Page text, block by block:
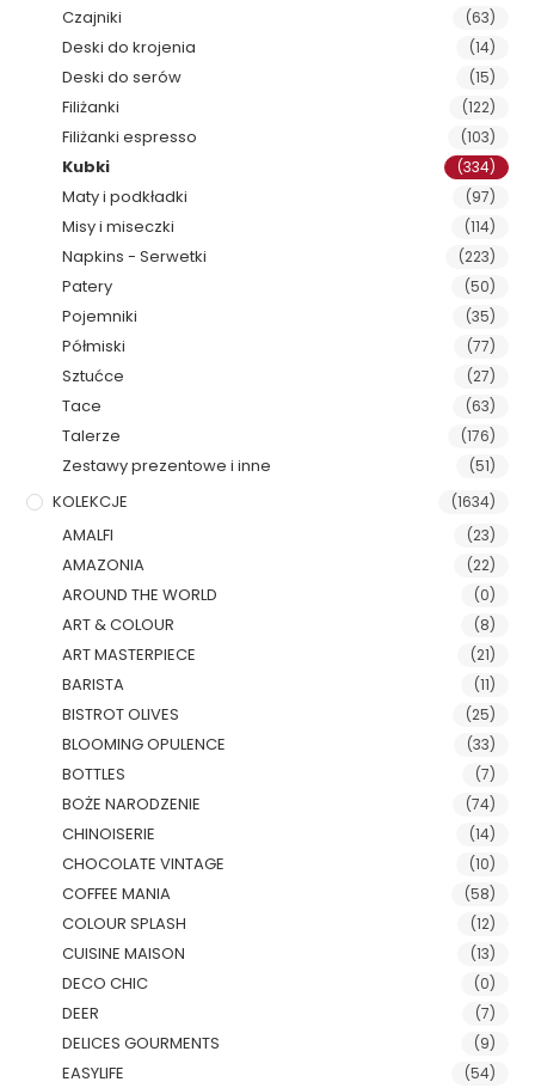
Czajniki (63)
Deski do krojenia (14)
Deski do serów (15)
Filiżanki (122)
Filiżanki espresso (103)
Kubki (334)
Maty i podkładki (97)
Misy i miseczki (114)
Napkins - Serwetki (223)
Patery (50)
Pojemniki (35)
Półmiski (77)
Sztućce (27)
Tace (63)
Talerze (176)
Zestawy prezentowe i inne (51)
KOLEKCJE (1634)
AMALFI (23)
AMAZONIA (22)
AROUND THE WORLD (0)
ART & COLOUR (8)
ART MASTERPIECE (21)
BARISTA (11)
BISTROT OLIVES (25)
BLOOMING OPULENCE (33)
BOTTLES (7)
BOŻE NARODZENIE (74)
CHINOISERIE (14)
CHOCOLATE VINTAGE (10)
COFFEE MANIA (58)
COLOUR SPLASH (12)
CUISINE MAISON (13)
DECO CHIC (0)
DEER (7)
DELICES GOURMENTS (9)
EASYLIFE (54)